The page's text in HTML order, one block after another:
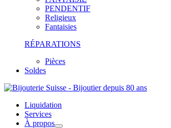
PENDENTIF
Religieux
Fantaisies
RÉPARATIONS
Pièces
Soldes
Liquidation
Services
À propos